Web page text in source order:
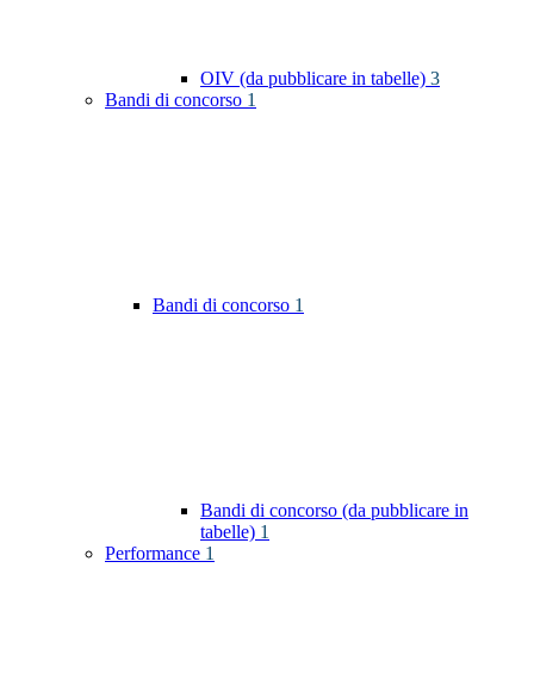
OIV (da pubblicare in tabelle) 3
Bandi di concorso 1
Bandi di concorso 1
Bandi di concorso (da pubblicare in
tabelle) 1
Performance 1